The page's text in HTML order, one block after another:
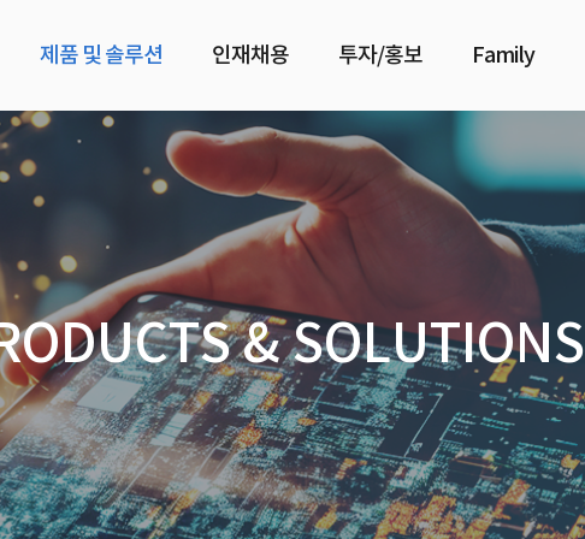
제품 및 솔루션 인재채용 투자/홍보 Family
& SOLUTIONS